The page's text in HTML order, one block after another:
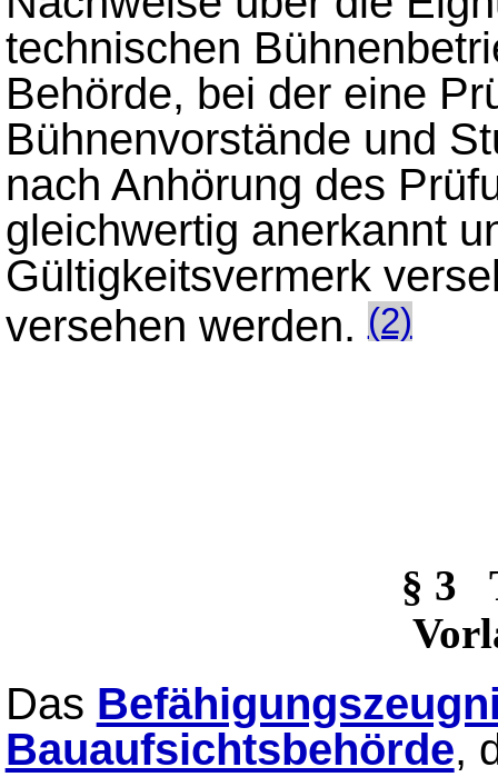
technischen
Behörde, bei der eine
Bühnenvorstände und
nach Anhörung des
gleichwertig anerkannt
Gültigkeitsvermerk
versehen werden.(2)
§ 3
Das
Bauaufsichtsbehörde,